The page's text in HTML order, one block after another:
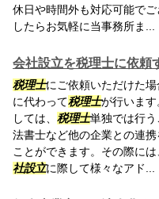
休日や時間外も対応可能で
したらお気軽に当事務所ま...
会社設立を税理士に依頼
税理士にご依頼いただけた
に代わって税理士が行いま
しては、 税理士単独では行
法書士など他の企業との連
ことができます。その際に
社設立に際して様々なアド...